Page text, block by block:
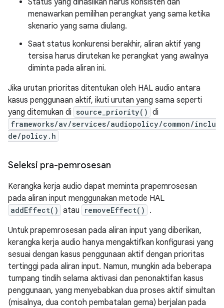
Status yang dihasilkan harus konsisten dan
menawarkan pemilihan perangkat yang sama ketika
skenario yang sama diulang.
Saat status konkurensi berakhir, aliran aktif yang
tersisa harus dirutekan ke perangkat yang awalnya
diminta pada aliran ini.
Jika urutan prioritas ditentukan oleh HAL audio antara
kasus penggunaan aktif, ikuti urutan yang sama seperti
yang ditemukan di source_priority() di
frameworks/av/services/audiopolicy/common/inclu
de/policy.h
Seleksi pra-pemrosesan
Kerangka kerja audio dapat meminta prapemrosesan
pada aliran input menggunakan metode HAL
addEffect() atau removeEffect()
.
Untuk prapemrosesan pada aliran input yang diberikan,
kerangka kerja audio hanya mengaktifkan konfigurasi yang
sesuai dengan kasus penggunaan aktif dengan prioritas
tertinggi pada aliran input. Namun, mungkin ada beberapa
tumpang tindih selama aktivasi dan penonaktifan kasus
penggunaan, yang menyebabkan dua proses aktif simultan
(misalnya, dua contoh pembatalan gema) berjalan pada